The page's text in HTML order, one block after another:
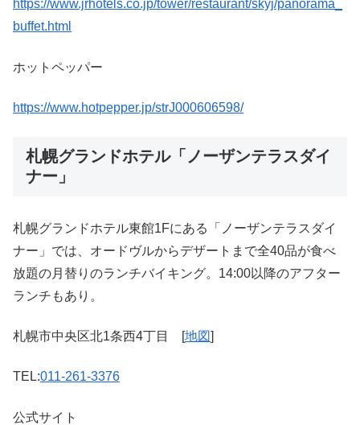
https://www.jrhotels.co.jp/tower/restaurant/skyj/panorama_
buffet.html
ホットペッパー
https://www.hotpepper.jp/strJ000606598/
札幌グランドホテル「ノーザンテラスダイ
ナー」
札幌グランドホテル東館1Fにある「ノーザンテラスダイ
ナー」では、オードヴルからデザートまで全40品が食べ
放題の月替りのランチバイキング。14:00以降のアフター
ランチもあり。
札幌市中央区北1条西4丁目 [地図]
TEL:011-261-3376
公式サイト